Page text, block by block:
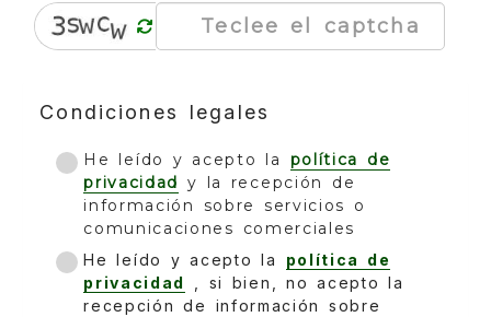
Condiciones legales
He leído y acepto la política de
privacidad y la recepción de
información sobre servicios o
comunicaciones comerciales
He leído y acepto la política de
privacidad
, si bien, no acepto la
recepción de información sobre